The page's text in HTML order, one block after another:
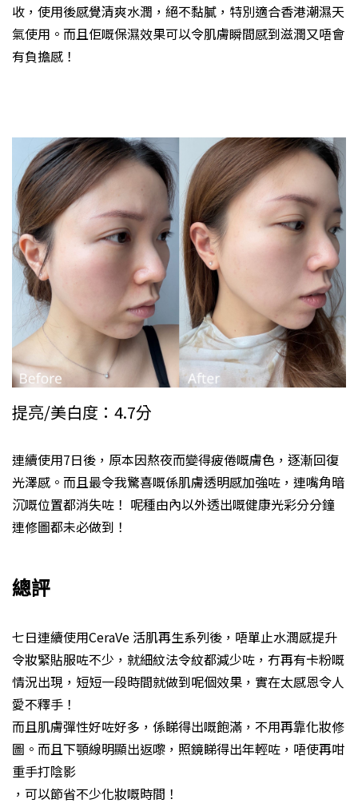
收，使用後感覺清爽水潤，絕不黏膩，特別適合香港潮濕天
氣使用。而且佢嘅保濕效果可以令肌膚瞬間感到滋潤又唔會
有負擔感！
提亮/美白度：4.7分
連續使用7日後，原本因熬夜而變得疲倦嘅膚色，逐漸回復
光澤感。而且最令我驚喜嘅係肌膚透明感加強咗，連嘴角暗
沉嘅位置都消失咗！ 呢種由內以外透出嘅健康光彩分分鐘
連修圖都未必做到！
總評
七日連續使用CeraVe 活肌再生系列後，唔單止水潤感提升
令妝緊貼服咗不少，就細紋法令紋都減少咗，冇再有卡粉嘅
情況出現，短短一段時間就做到呢個效果，實在太感恩令人
愛不釋手！
而且肌膚彈性好咗好多，係睇得出嘅飽滿，不用再靠化妝修
圖。而且下顎線明顯出返嚟，照鏡睇得出年輕咗，唔使再咁
重手打陰影
，可以節省不少化妝嘅時間！